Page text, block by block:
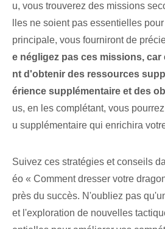
u, vous trouverez des missions
lles ne soient pas essentielles
principale, vous fourniront de
e négligez pas ces missions,
nt d'obtenir des ressources
érience supplémentaire et des
us, en les complétant, vous
u supplémentaire qui enrichira
Suivez ces stratégies et conseils
éo « Comment dresser votre
près du succès. N'oubliez pas
et l'exploration de nouvelles